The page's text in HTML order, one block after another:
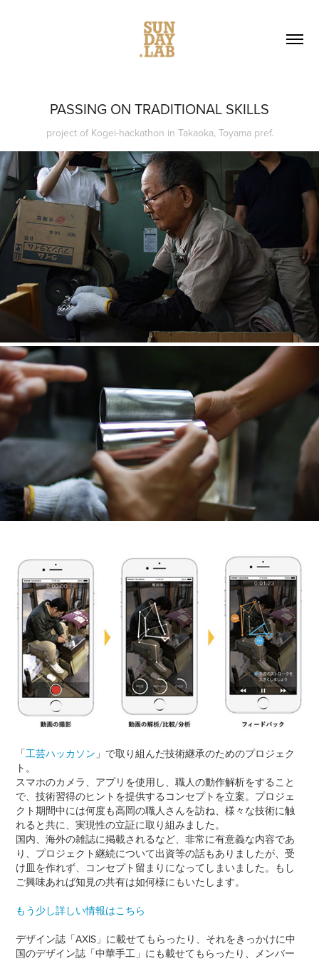
PASSING ON TRADITIONAL SKILLS
project of Kogei-hackathon in Takaoka, Toyama pref.
「工芸ハッカソン」で取り組んだ技術継承のためのプロジェク
ト。
スマホのカメラ、アプリを使用し、職人の動作解析をすること
で、技術習得のヒントを提供するコンセプトを立案。 プロジェ
クト期間中には何度も高岡の職人さんを訪ね、様々な技術に触
れると共に、実現性の立証に取り組みました。
国内、海外の雑誌に掲載されるなど、非常に有意義な内容であ
り、 プロジェクト継続について出資等の話もありましたが、受
け皿を作れず、コンセプト留まりになってしまいました。 もし
ご興味あれば知見の共有は如何様にもいたします。
もう少し詳しい情報はこちら
デザイン誌「AXIS」に載せてもらったり、 それをきっかけに中
国のデザイン誌「中華手工」にも載せてもらったり、 メンバー